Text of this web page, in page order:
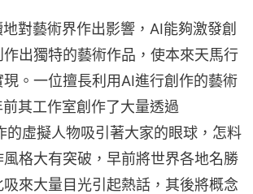
對藝術界作出影響，AI能夠激發創
出獨特的藝術作品，使本來天馬行
。一位擅長利用AI進行創作的藝術
其工作室創作了大量透過
虛擬人物吸引著大家的眼球，怎料
格大有突破，早前將世界各地名勝
來大量目光引起熱話，其後將概念